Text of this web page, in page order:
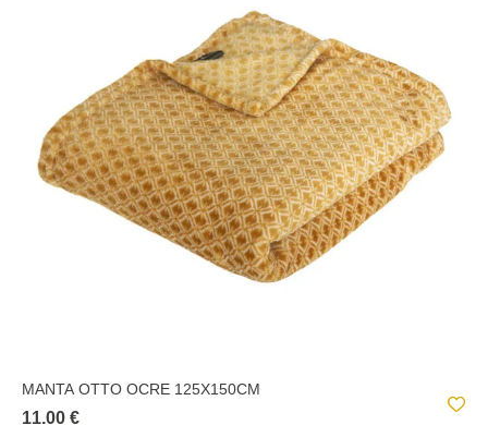
MANTA OTTO OCRE 125X150CM
11.00 €